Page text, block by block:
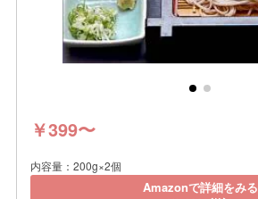
￥399〜
内容量：200g×2個
Amazonで詳細をみる